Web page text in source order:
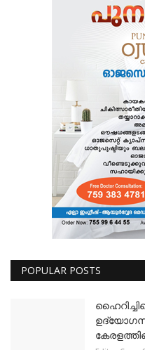
POPULAR POSTS